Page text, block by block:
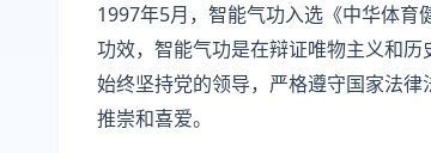
1997年5月，智能气功入选《中华体
功效，智能气功是在辩证唯物主义和
始终坚持党的领导，严格遵守国家法
推崇和喜爱。